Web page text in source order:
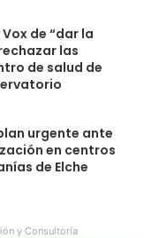
Vox de “dar la
las
de salud de
urgente ante
en centros
de Elche
y Consultoría